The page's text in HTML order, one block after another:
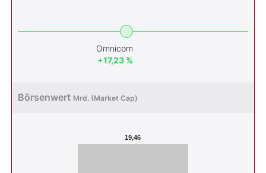
Omnicom
+17,23 %
Börsenwert Mrd. (Market Cap)
19,46